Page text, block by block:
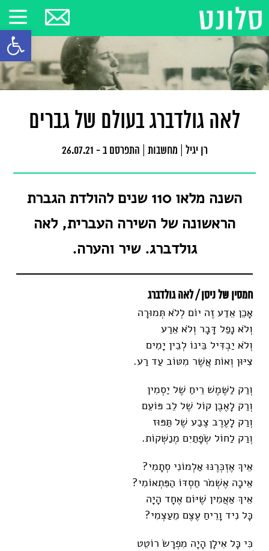
פתח
לאה גולדברג בעולם של גברים
רן יגיל מחשבות התפרסם ב - 26.07.21
השנה מלאו 110 שנים להולדת הגברת
הראשונה של השירה העברית, לאה
גולדברג. שיר והערה.
חמסין של ניסן / לאה גולדברג
אָכֵן אֵדַע זֶה יוֹם לְלֹא תְּמוּרָה
וְלֹא נָפַל דָּבָר וְלֹא אֵרַע
וְלֹא יַבְדִּיל בֵּינוֹ לְבֵין יָמִים
צִיּוּן וְאוֹת אֲשֶׁר מִטּוֹב עַד רַע.
וְרַק לַשֶּׁמֶשׁ רֵיחַ שֶׁל יַסְמִין
וְרַק לָאֶבֶן קוֹל שֶׁל לֵב פּוֹעֵם
וְרַק לָעֶרֶב צֶבַע שֶׁל תַּפּוּז
וְרַק לַחוֹל שְׂפָתַיִם מְנַשְּׁקוֹת.
אֵיךְ אֶזְכְּרֶנּוּ אַלְמוֹנִי סְתָמִי?
אֵיכָה אֶשְׁמֹר חַסְדּוֹ הַפִּתְאוֹמִי?
אֵיךְ אַאֲמִין שֶׁיּוֹם אֶחָד הָיָה
כָּל נִיד וָרֵיחַ עֶצֶם מֵעַצְמִי?
כִּי כָּל אִילָן הָיָה מִפְרָשׂ רוֹטֵט